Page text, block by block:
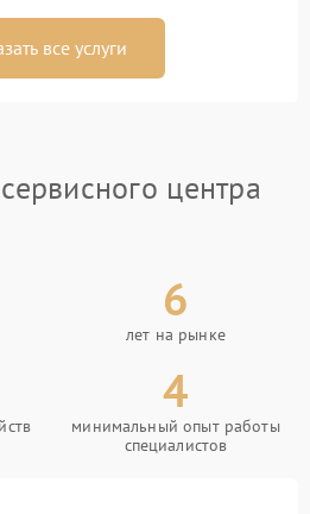
все услуги
центра
6
лет на рынке
4
минимальный опыт работы
специалистов